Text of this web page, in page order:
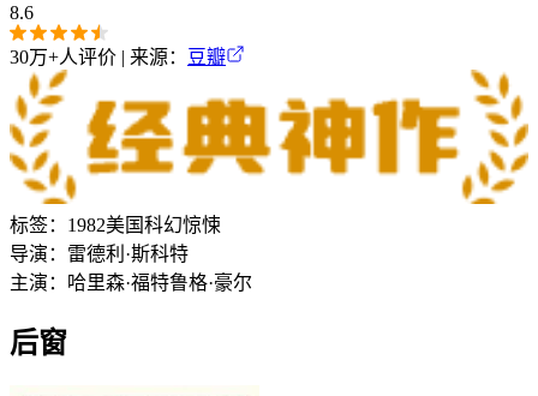
8.6
30万+人评价 | 来源： 豆瓣
标签： 1982美国科幻惊悚
导演： 雷德利·斯科特
主演： 哈里森·福特鲁格·豪尔
后窗